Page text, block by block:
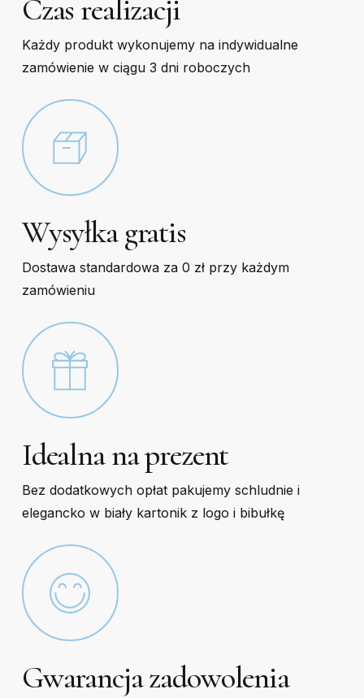
Czas realizacji
Każdy produkt wykonujemy na indywidualne
zamówienie w ciągu 3 dni roboczych
Wysyłka gratis
Dostawa standardowa za 0 zł przy każdym
zamówieniu
Idealna na prezent
Bez dodatkowych opłat pakujemy schludnie i
elegancko w biały kartonik z logo i bibułkę
Gwarancja zadowolenia